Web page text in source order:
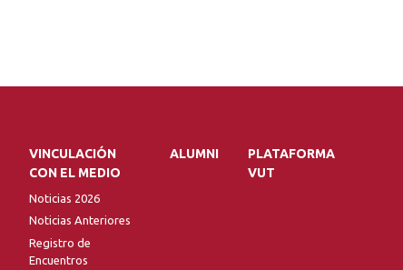
VINCULACIÓN
CON EL MEDIO
Noticias 2026
Noticias Anteriores
Registro de
Encuentros
ALUMNI
PLATAFORMA
VUT